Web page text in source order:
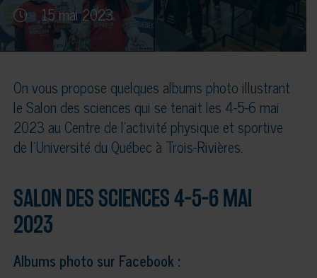
15 mai 2023
On vous propose quelques albums photo illustrant
le Salon des sciences qui se tenait les 4-5-6 mai
2023 au Centre de l’activité physique et sportive
de l’Université du Québec à Trois-Rivières.
SALON DES SCIENCES 4-5-6 MAI
2023
Albums photo sur Facebook :